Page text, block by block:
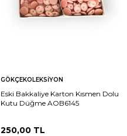
GÖKÇEKOLEKSIYON
Eski Bakkaliye Karton Kısmen Dolu
Kutu Düğme AOB6145
250,00TL